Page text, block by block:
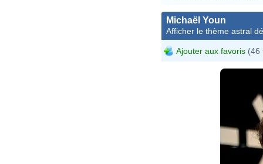
Michaël Youn
Afficher le thème astral
Ajouter aux favoris (46